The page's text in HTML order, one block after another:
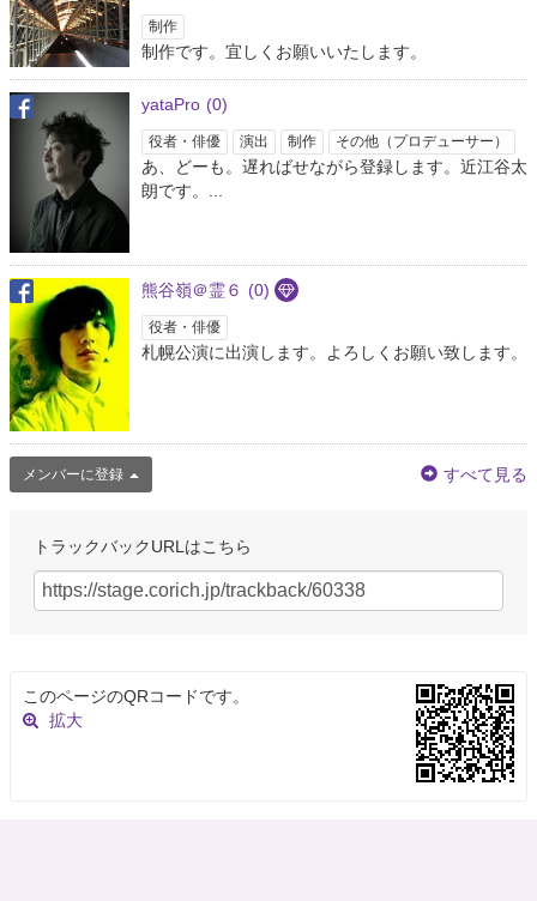
制作
制作です。宜しくお願いいたします。
yataPro (0)
役者・俳優 演出 制作 その他（プロデューサー）
あ、どーも。遅ればせながら登録します。近江谷太
朗です。...
熊谷嶺＠霊６ (0)
役者・俳優
札幌公演に出演します。よろしくお願い致します。
メンバーに登録 すべて見る
トラックバックURLはこちら
このページのQRコードです。
拡大